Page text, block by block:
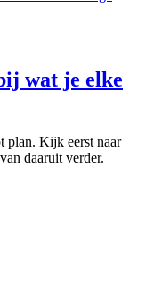
wat je elke
plan. Kijk eerst naar
daaruit verder.